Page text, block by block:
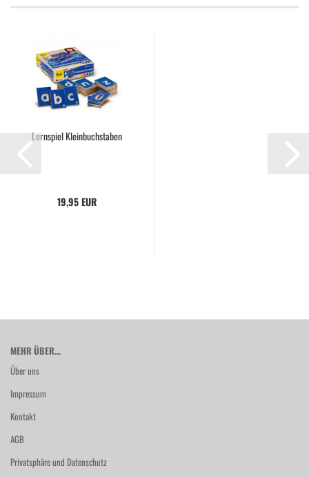
Lernspiel Kleinbuchstaben
19,95 EUR
MEHR ÜBER...
Über uns
Impressum
Kontakt
AGB
Privatsphäre und Datenschutz